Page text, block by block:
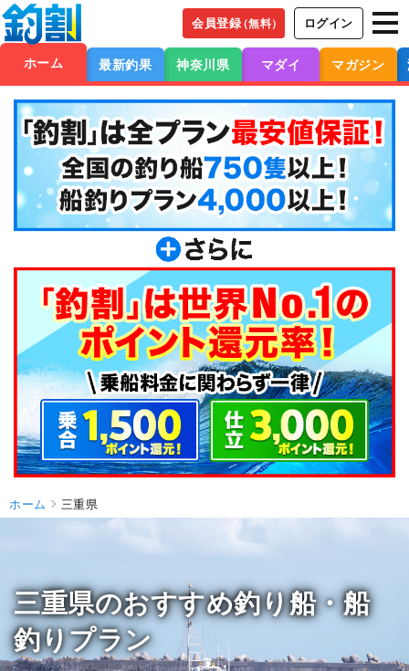
会員登録（無料） ログイン
ホーム 最新釣果 神奈川県 マダイ マガジン
ホーム 三重県
三重県のおすすめ釣り船・船
釣りプラン